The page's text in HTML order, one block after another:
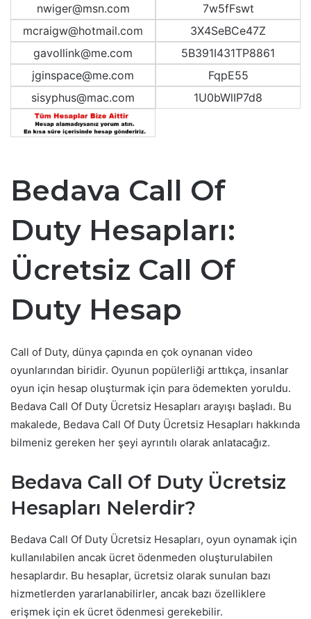
nwiger@msn.com
7w5fFswt
mcraigw@hotmail.com
3X4SeBCe47Z
gavollink@me.com
5B391I431TP8861
jginspace@me.com
FqpE55
sisyphus@mac.com
1U0bWlIP7d8
Bedava Call Of
Duty Hesapları:
Ücretsiz Call Of
Duty Hesap
Call of Duty, dünya çapında en çok oynanan video
oyunlarından biridir. Oyunun popülerliği arttıkça, insanlar
oyun için hesap oluşturmak için para ödemekten yoruldu.
Bedava Call Of Duty Ücretsiz Hesapları arayışı başladı. Bu
makalede, Bedava Call Of Duty Ücretsiz Hesapları hakkında
bilmeniz gereken her şeyi ayrıntılı olarak anlatacağız.
Bedava Call Of Duty Ücretsiz
Hesapları Nelerdir?
Bedava Call Of Duty Ücretsiz Hesapları, oyun oynamak için
kullanılabilen ancak ücret ödenmeden oluşturulabilen
hesaplardır. Bu hesaplar, ücretsiz olarak sunulan bazı
hizmetlerden yararlanabilirler, ancak bazı özelliklere
erişmek için ek ücret ödenmesi gerekebilir.